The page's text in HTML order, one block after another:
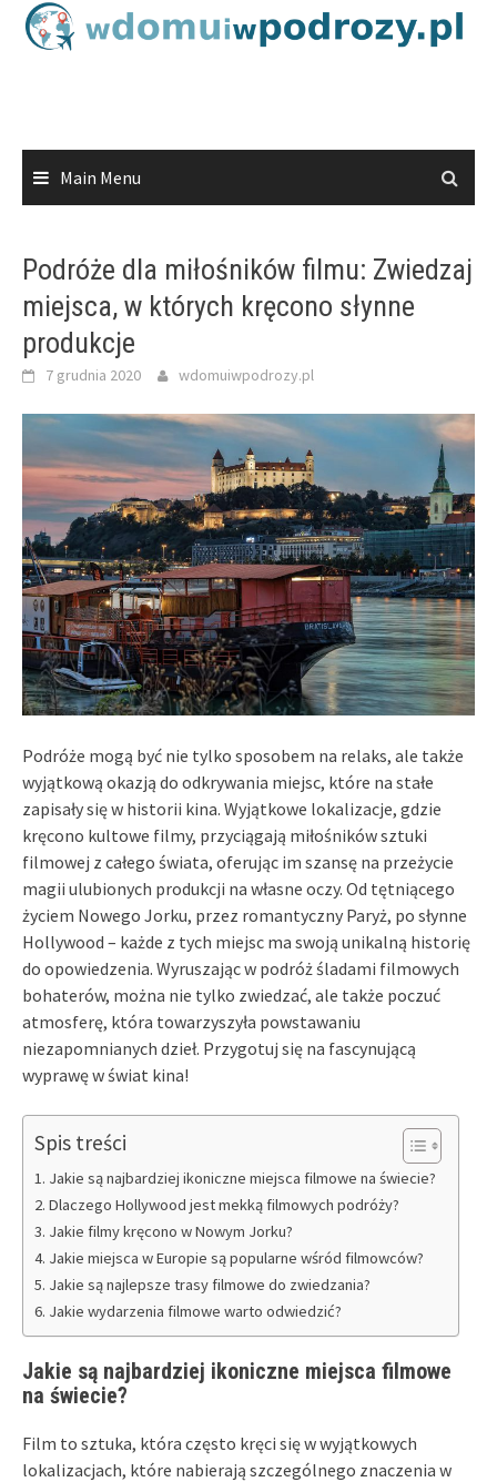
Skip
Main Menu
Podróże dla miłośników filmu: Zwiedzaj
miejsca, w których kręcono słynne
produkcje
7 grudnia 2020 wdomuiwpodrozy.pl
Podróże mogą być nie tylko sposobem na relaks, ale także
wyjątkową okazją do odkrywania miejsc, które na stałe
zapisały się w historii kina. Wyjątkowe lokalizacje, gdzie
kręcono kultowe filmy, przyciągają miłośników sztuki
filmowej z całego świata, oferując im szansę na przeżycie
magii ulubionych produkcji na własne oczy. Od tętniącego
życiem Nowego Jorku, przez romantyczny Paryż, po słynne
Hollywood – każde z tych miejsc ma swoją unikalną historię
do opowiedzenia. Wyruszając w podróż śladami filmowych
bohaterów, można nie tylko zwiedzać, ale także poczuć
atmosferę, która towarzyszyła powstawaniu
niezapomnianych dzieł. Przygotuj się na fascynującą
wyprawę w świat kina!
Spis treści
Jakie są najbardziej ikoniczne miejsca filmowe na świecie?
Dlaczego Hollywood jest mekką filmowych podróży?
Jakie filmy kręcono w Nowym Jorku?
Jakie miejsca w Europie są popularne wśród filmowców?
Jakie są najlepsze trasy filmowe do zwiedzania?
Jakie wydarzenia filmowe warto odwiedzić?
Jakie są najbardziej ikoniczne miejsca filmowe
na świecie?
Film to sztuka, która często kręci się w wyjątkowych
lokalizacjach, które nabierają szczególnego znaczenia w